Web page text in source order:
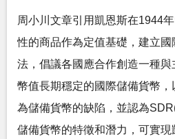
周小川文章引用凱恩斯在1944
性的商品作為定值基礎，建立國
法，倡議各國應合作創造一種
幣值長期穩定的國際儲備貨幣
為儲備貨幣的缺陷，並認為
儲備貨幣的特徵和潛力，可實